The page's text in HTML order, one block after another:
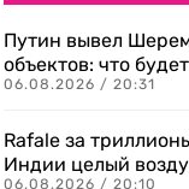
Путин вывел
объектов: что
06.08.2026 / 20:31
Rafale за
Индии целый
06.08.2026 / 20:10